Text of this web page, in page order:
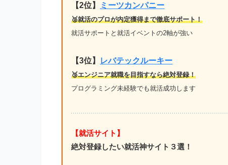
【2位】 ミーツカンパニー
🥈就活のプロが内定獲得まで徹底サポート！
就活サポートと就活イベントの2軸が強い
【3位】 レバテックルーキー
🥉エンジニア就職を目指すなら絶対登録！
プログラミング未経験でも就活成功します
【就活サイト】
絶対登録したい就活神サイト３選！